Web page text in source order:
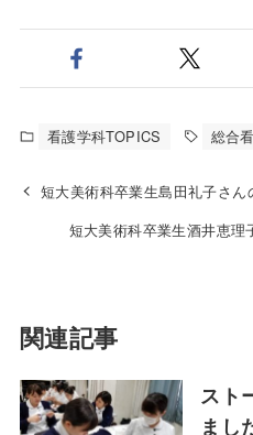
看護学科TOPICS 総合
短大美術科卒業生島田礼子さん
短大美術科卒業生酒井恵理
関連記事
スト
まし